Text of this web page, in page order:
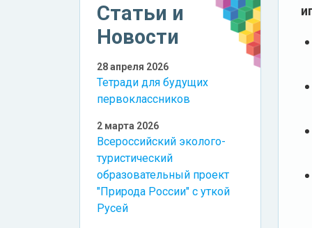
Статьи и
Новости
28 апреля 2026
Тетради для будущих
первоклассников
2 марта 2026
Всероссийский эколого-
туристический
образовательный проект
"Природа России" с уткой
Русей